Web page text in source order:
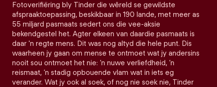
Fotoverifiëring bly Tinder die wêreld se gewildste
afspraaktoepassing, beskikbaar in 190 lande, met meer as
55 miljard pasmaats sedert ons die vee-aksie
bekendgestel het. Agter elkeen van daardie pasmaats is
daar 'n regte mens. Dit was nog altyd die hele punt. Dis
waarheen jy gaan om mense te ontmoet wat jy andersins
nooit sou ontmoet het nie: ’n nuwe verliefdheid, ’n
reismaat, ’n stadig opbouende vlam wat in iets eg
verander. Wat jy ook al soek, of nog nie soek nie, Tinder